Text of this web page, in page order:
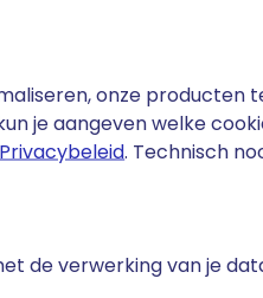
onze
je aangeven welke
Privacybeleid. Technisch
de verwerking van je
een sterke
Google.be.